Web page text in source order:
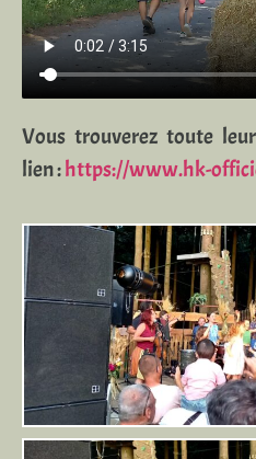
Vous trouverez toute
lien :https://www.hk-